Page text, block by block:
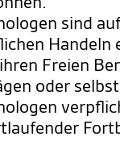
sind
Freien
oder